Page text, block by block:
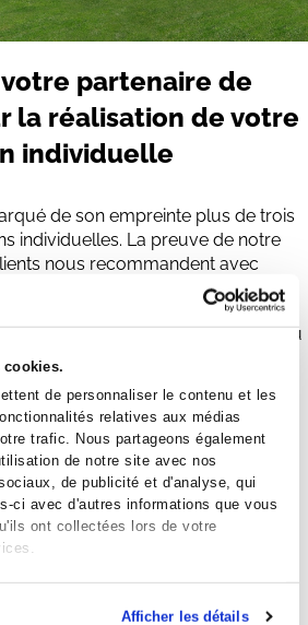
cookies.
de personnaliser le contenu et les
relatives aux médias
trafic. Nous partageons également
de notre site avec nos
de publicité et d'analyse, qui
ci avec d'autres informations que vous
ont collectées lors de votre
Afficher les détails
votre partenaire de
la réalisation de votre
individuelle
de son empreinte plus de trois
individuelles. La preuve de notre
nous recommandent avec
maison à l’aide de notre bureau
techniciens inventifs,
recherche des financements avec
garanties qui vous protègent
construction de maison
conducteurs de travaux & quatre-
dédiés à la conduite de
des différents éléments de la
de Maisons CPR, une entreprise
et rassemble des experts
de trente ans d'expérience dans la